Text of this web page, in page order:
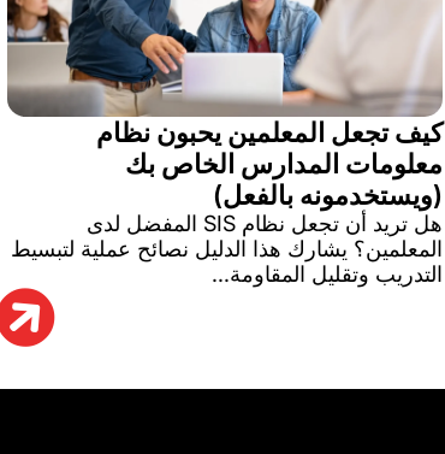
كيف تجعل المعلمين يحبون نظام
معلومات المدارس الخاص بك
(ويستخدمونه بالفعل)
هل تريد أن تجعل نظام SIS المفضل لدى
المعلمين؟ يشارك هذا الدليل نصائح عملية لتبسيط
التدريب وتقليل المقاومة...